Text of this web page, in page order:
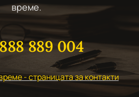
време.
889 004
- страницата за контакти